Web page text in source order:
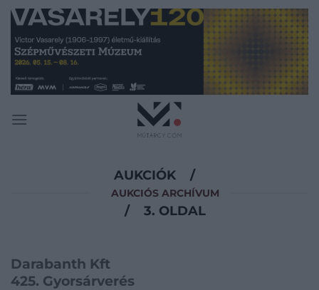
Skip
content
AUKCIÓK /
AUKCIÓS ARCHÍVUM
/ 3. OLDAL
Darabanth Kft
425. Gyorsárverés